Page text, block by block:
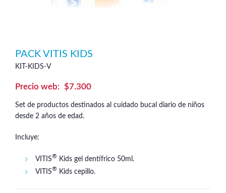
PACK VITIS KIDS
KIT-KIDS-V
$7.300
Set de productos destinados al cuidado bucal diario de niños
desde 2 años de edad.
Incluye:
VITIS® Kids gel dentífrico 50ml.
VITIS® Kids cepillo.